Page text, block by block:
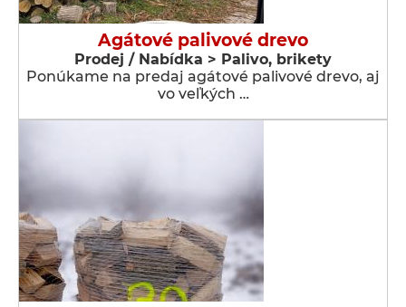
Agátové palivové drevo
Prodej / Nabídka > Palivo, brikety
Ponúkame na predaj agátové palivové drevo, aj
vo veľkých …